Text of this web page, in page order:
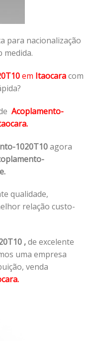
para nacionalização
medida.
em Itaocaracom
Acoplamento-
1020T10agora
qualidade,
relação custo-
,de excelente
uma empresa
venda